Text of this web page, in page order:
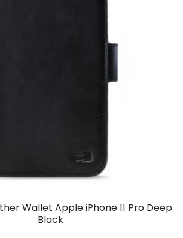
Wallet Apple iPhone 11 Pro Deep
Black